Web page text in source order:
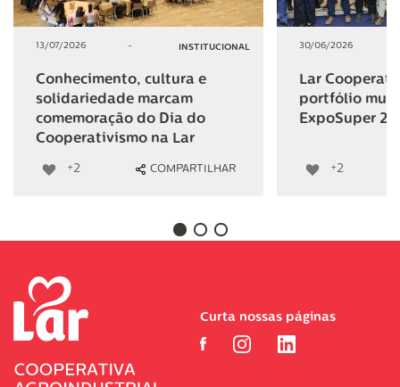
13/07/2026 - INSTITUCIONAL
Conhecimento, cultura e
solidariedade marcam
comemoração do Dia do
Cooperativismo na Lar
+2 COMPARTILHAR
30/06/2026
Lar
portfólio
ExpoSuper
+2
Curta nossas páginas